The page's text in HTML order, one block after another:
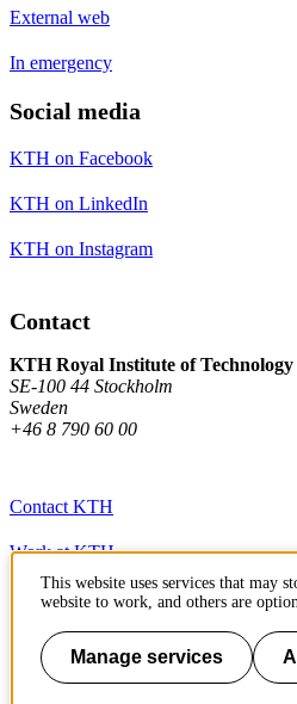
External web
In emergency
Social media
KTH on Facebook
KTH on LinkedIn
KTH on Instagram
Contact
KTH Royal Institute of Technology
SE-100 44 Stockholm
Sweden
+46 8 790 60 00
Contact KTH
Work at KTH
Press and media
About KTH website
This website uses services that may
website to work, and others are
Manage services